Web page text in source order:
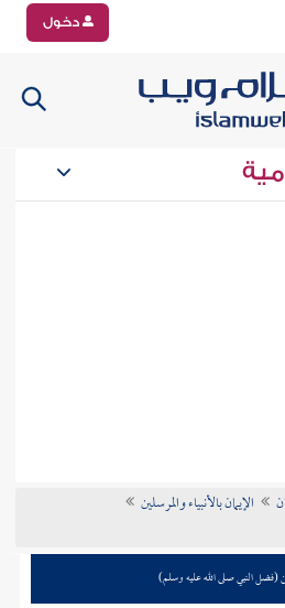
دخول
الإيمان بالأنبياء والمرسلين
النبي صلى الله عليه وسلم)